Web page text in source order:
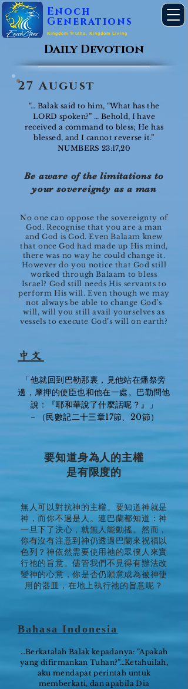
Enoch
Generations
Kingdom Truths, Kingdom Living
Daily Devotion
27 August
“… Balak said to him, “What has the
LORD spoken?” … Behold, I have
received a command to bless; He has
blessed, and I cannot reverse it.”
NUMBERS 23:17,20
Be aware of the limitations to
your sovereignty as a man
No one can oppose the sovereignty of
God. Recognise that you are a man
and God is God. Even Balaam knew
that once God had made up His mind,
there was no way he could change it.
However do you notice that God still
worked through Balaam to bless
Israel? God still needs His servants to
perform His will. Even though we may
not always be able to change God’s
will, will you still avail yourselves as
vessels to execute God’s will on earth?
中文
「他就回到巴勒那裏，見他站在燔祭旁
邊，摩押的使臣也和他在一處。巴勒問他
說：『耶和華說了什麼話呢？』」
－（民數記二十三章17節、20節）
要知道身為人的主權
是有限度的
無人可以對抗神的主權。要知道神就是
神，而你不過是人。連巴蘭都知道：神
一旦下了決心，就無人能動搖。然而，
你有沒有注意到神仍透過巴蘭來祝福以
色列？神依然需要使用祂的眾僕人來實
行祂的旨意。儘管我們不見得有辦法改
變神的心意，你是否仍願意成為被神使
用的器皿，在地上執行祂的旨意呢？
Bahasa Indonesia
…Berkatalah Balak kepadanya: “Apakah
yang difirmankan Tuhan?”…Ketahuilah,
aku mendapat perintah untuk
memberkati, dan apabila Dia